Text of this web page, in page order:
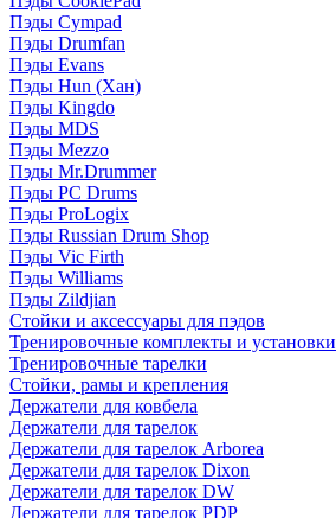
Пэды Cympad
Пэды Drumfan
Пэды Evans
Пэды Hun (Хан)
Пэды Kingdo
Пэды MDS
Пэды Mezzo
Пэды Mr.Drummer
Пэды PC Drums
Пэды ProLogix
Пэды Russian Drum Shop
Пэды Vic Firth
Пэды Williams
Пэды Zildjian
Стойки и аксессуары для пэдов
Тренировочные комплекты и установки
Тренировочные тарелки
Стойки, рамы и крепления
Держатели для ковбела
Держатели для тарелок
Держатели для тарелок Arborea
Держатели для тарелок Dixon
Держатели для тарелок DW
Держатели для тарелок PDP